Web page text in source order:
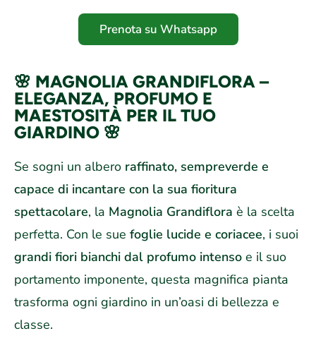
Prenota su Whatsapp
🌸 MAGNOLIA GRANDIFLORA –
ELEGANZA, PROFUMO E
MAESTOSITÀ PER IL TUO
GIARDINO 🌸
Se sogni un albero raffinato, sempreverde e
capace di incantare con la sua fioritura
spettacolare, la Magnolia Grandiflora è la scelta
perfetta. Con le sue foglie lucide e coriacee, i suoi
grandi fiori bianchi dal profumo intenso e il suo
portamento imponente, questa magnifica pianta
trasforma ogni giardino in un’oasi di bellezza e
classe.